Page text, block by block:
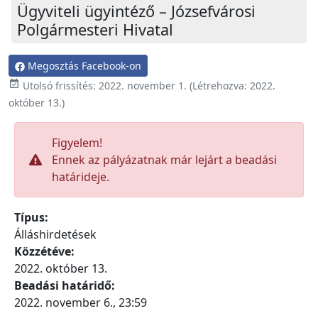
Ügyviteli ügyintéző – Józsefvárosi
Polgármesteri Hivatal
Megosztás Facebook-on
 Utolsó frissítés: 2022. november 1. (Létrehozva: 2022.
október 13.)
Figyelem!
Ennek az pályázatnak már lejárt a beadási
határideje.
Típus:
Álláshirdetések
Közzétéve:
2022. október 13.
Beadási határidő:
2022. november 6., 23:59